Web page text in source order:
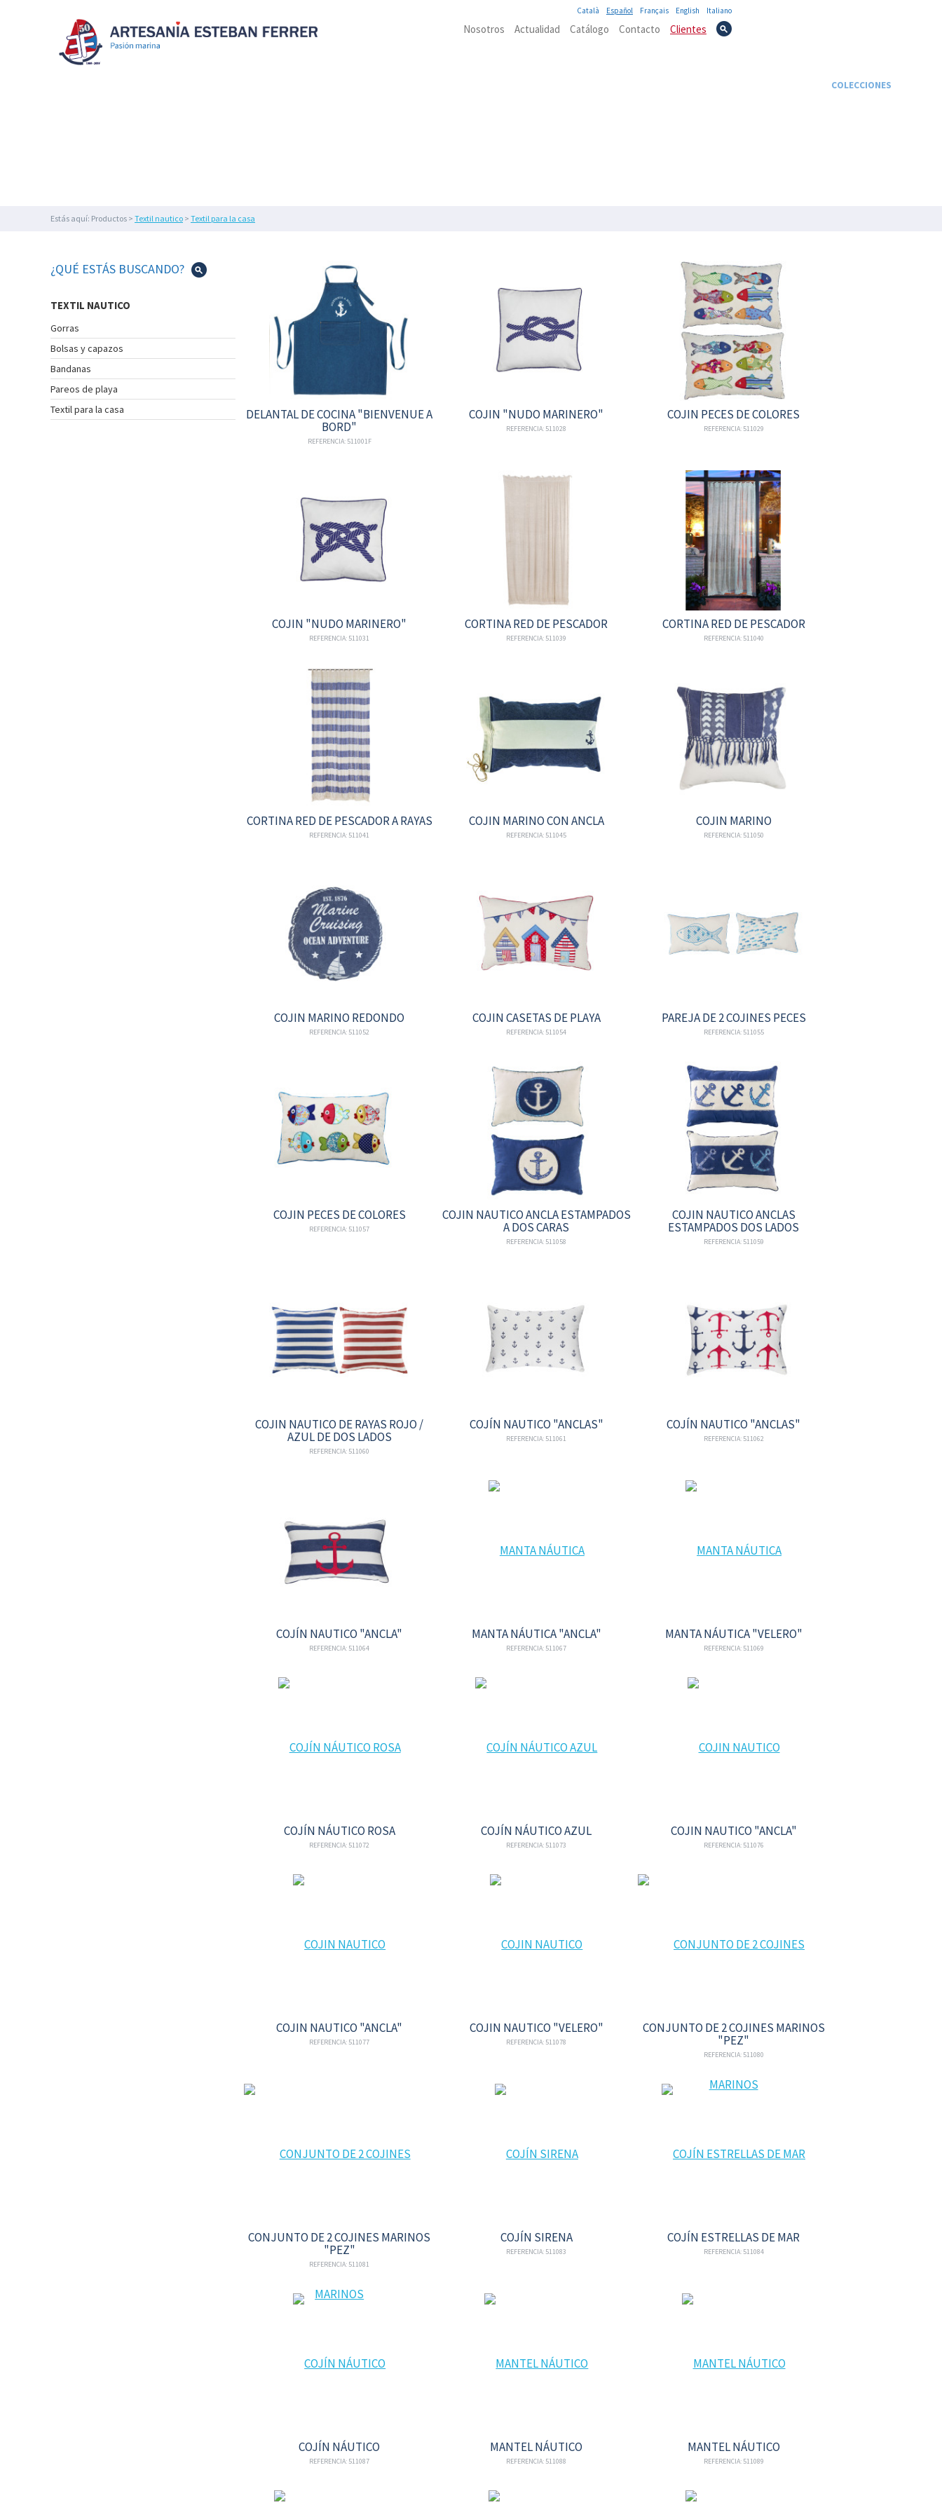
MAQUETAS
SOUVENIR
DECORACIÓN
MARINE
NÁUTICA
INSTRUMENTOS
NAVEGACIÓN
TEXTIL
NAUTICO
CATÁLOGO
Italiano
English
Français
Español
Català
Clientes
Contacto
Catálogo
Actualidad
Nosotros
COLECCIONES
Estás aquí: Productos > Textil nautico > Textil para la casa
¿QUÉ ESTÁS BUSCANDO?
TEXTIL NAUTICO
Gorras
Bolsas y capazos
Bandanas
Pareos de playa
Textil para la casa
DELANTAL DE COCINA "BIENVENUE A
BORD"
REFERENCIA: 511001F
COJIN "NUDO MARINERO"
REFERENCIA: 511028
COJIN PECES DE COLORES
REFERENCIA: 511029
COJIN "NUDO MARINERO"
REFERENCIA: 511031
CORTINA RED DE PESCADOR
REFERENCIA: 511039
CORTINA RED DE PESCADOR
REFERENCIA: 511040
CORTINA RED DE PESCADOR A RAYAS
REFERENCIA: 511041
COJIN MARINO CON ANCLA
REFERENCIA: 511045
COJIN MARINO
REFERENCIA: 511050
COJIN MARINO REDONDO
REFERENCIA: 511052
COJIN CASETAS DE PLAYA
REFERENCIA: 511054
PAREJA DE 2 COJINES PECES
REFERENCIA: 511055
COJIN PECES DE COLORES
REFERENCIA: 511057
COJIN NAUTICO ANCLA ESTAMPADOS
A DOS CARAS
REFERENCIA: 511058
COJIN NAUTICO ANCLAS
ESTAMPADOS DOS LADOS
REFERENCIA: 511059
COJIN NAUTICO DE RAYAS ROJO /
AZUL DE DOS LADOS
REFERENCIA: 511060
COJÍN NAUTICO "ANCLAS"
REFERENCIA: 511061
COJÍN NAUTICO "ANCLAS"
REFERENCIA: 511062
COJÍN NAUTICO "ANCLA"
REFERENCIA: 511064
MANTA NÁUTICA "ANCLA"
REFERENCIA: 511067
MANTA NÁUTICA "VELERO"
REFERENCIA: 511069
COJÍN NÁUTICO ROSA
REFERENCIA: 511072
COJÍN NÁUTICO AZUL
REFERENCIA: 511073
COJIN NAUTICO "ANCLA"
REFERENCIA: 511076
COJIN NAUTICO "ANCLA"
REFERENCIA: 511077
COJIN NAUTICO "VELERO"
REFERENCIA: 511078
CONJUNTO DE 2 COJINES MARINOS
"PEZ"
REFERENCIA: 511080
CONJUNTO DE 2 COJINES MARINOS
"PEZ"
REFERENCIA: 511081
COJÍN SIRENA
REFERENCIA: 511083
COJÍN ESTRELLAS DE MAR
REFERENCIA: 511084
COJÍN NÁUTICO
REFERENCIA: 511087
MANTEL NÁUTICO
REFERENCIA: 511088
MANTEL NÁUTICO
REFERENCIA: 511089